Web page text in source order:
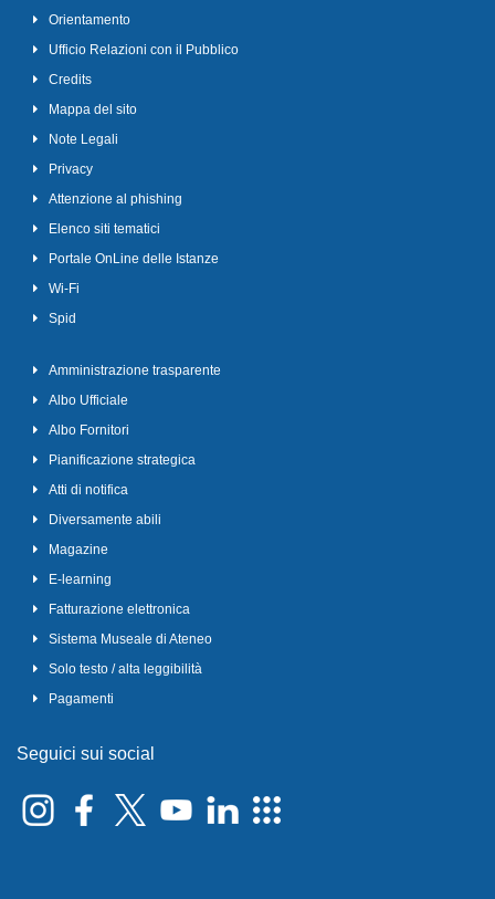
Orientamento
Ufficio Relazioni con il Pubblico
Credits
Mappa del sito
Note Legali
Privacy
Attenzione al phishing
Elenco siti tematici
Portale OnLine delle Istanze
Wi-Fi
Spid
Amministrazione trasparente
Albo Ufficiale
Albo Fornitori
Pianificazione strategica
Atti di notifica
Diversamente abili
Magazine
E-learning
Fatturazione elettronica
Sistema Museale di Ateneo
Solo testo / alta leggibilità
Pagamenti
Seguici sui social